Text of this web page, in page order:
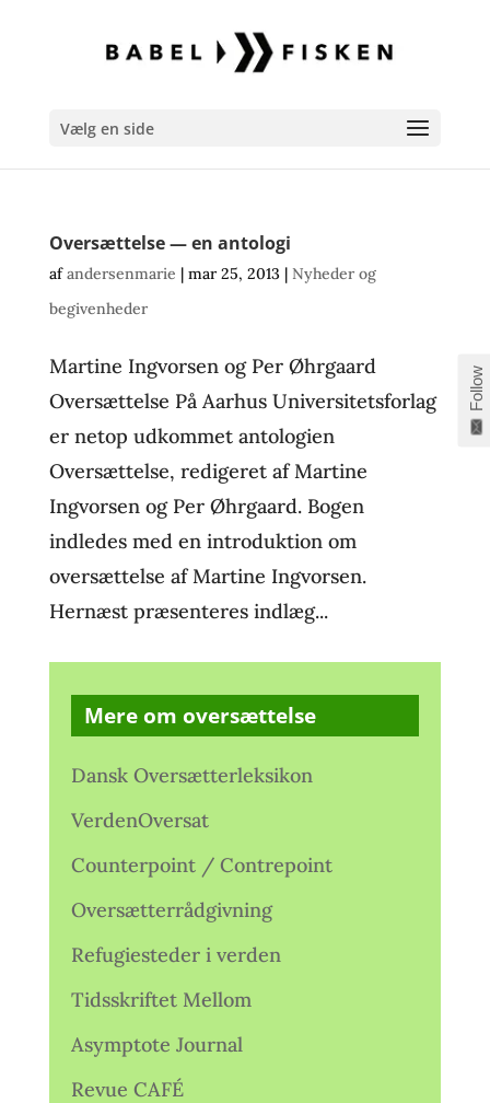
Vælg en side
Oversættelse — en antologi
afandersenmarie | mar 25, 2013| Nyheder og
begivenheder
Martine Ingvorsen og Per Øhrgaard
Oversættelse På Aarhus Universitetsforlag
er netop udkommet antologien
Oversættelse, redigeret af Martine
Ingvorsen og Per Øhrgaard. Bogen
indledes med en introduktion om
oversættelse af Martine Ingvorsen.
Hernæst præsenteres indlæg...
Mere om oversættelse
Dansk Oversætterleksikon
VerdenOversat
Counterpoint / Contrepoint
Oversætterrådgivning
Refugiesteder i verden
Tidsskriftet Mellom
Asymptote Journal
Revue CAFÉ
Follow